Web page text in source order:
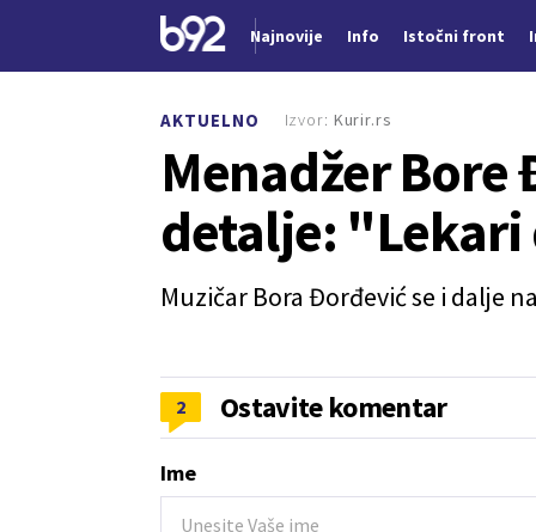
Najnovije Info Istočni front
AKTUELNO
Menadžer
detalje: "Lekari
Muzičar Bora Đorđević se i dalje
Izvor: Kurir.rs
2 Ostavite komentar
Ime